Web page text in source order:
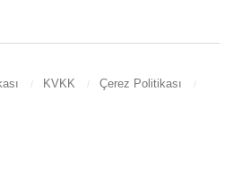
KVKK
Çerez Politikası